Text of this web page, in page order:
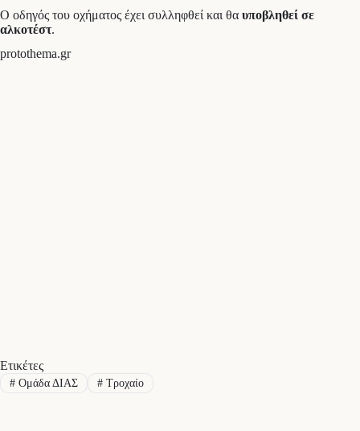
Ο οδηγός του οχήματος έχει συλληφθεί και θα υποβληθεί σε
αλκοτέστ.
protothema.gr
Ετικέτες
#Ομάδα ΔΙΑΣ #Τροχαίο